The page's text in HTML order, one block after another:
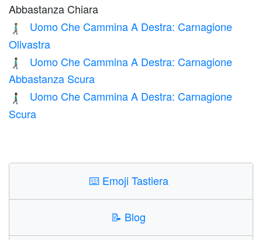
Abbastanza Chiara
🚶🏽‍♂️‍➡️
Uomo Che Cammina A Destra: Carnagione
Olivastra
🚶🏾‍♂️‍➡️
Uomo Che Cammina A Destra: Carnagione
Abbastanza Scura
🚶🏿‍♂️‍➡️
Uomo Che Cammina A Destra: Carnagione
Scura
⌨️ Emoji Tastiera
📝 Blog